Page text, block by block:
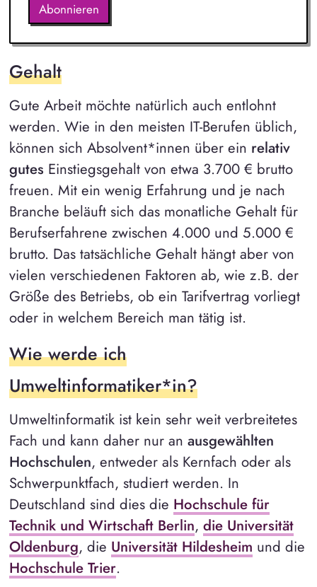
Abonnieren
Gehalt
Gute Arbeit möchte natürlich auch entlohnt
werden. Wie in den meisten IT-Berufen üblich,
können sich Absolvent*innen über ein relativ
gutes Einstiegsgehalt von etwa 3.700 € brutto
freuen. Mit ein wenig Erfahrung und je nach
Branche beläuft sich das monatliche Gehalt für
Berufserfahrene zwischen 4.000 und 5.000 €
brutto. Das tatsächliche Gehalt hängt aber von
vielen verschiedenen Faktoren ab, wie z.B. der
Größe des Betriebs, ob ein Tarifvertrag vorliegt
oder in welchem Bereich man tätig ist.
Wie werde ich
Umweltinformatiker*in?
Umweltinformatik ist kein sehr weit verbreitetes
Fach und kann daher nur an ausgewählten
Hochschulen, entweder als Kernfach oder als
Schwerpunktfach, studiert werden. In
Deutschland sind dies die Hochschule für
Technik und Wirtschaft Berlin, die Universität
Oldenburg, die Universität Hildesheim und die
Hochschule Trier.